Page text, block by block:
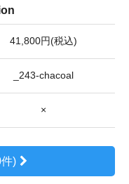
41,800円(税込)
_243-chacoal
×
)